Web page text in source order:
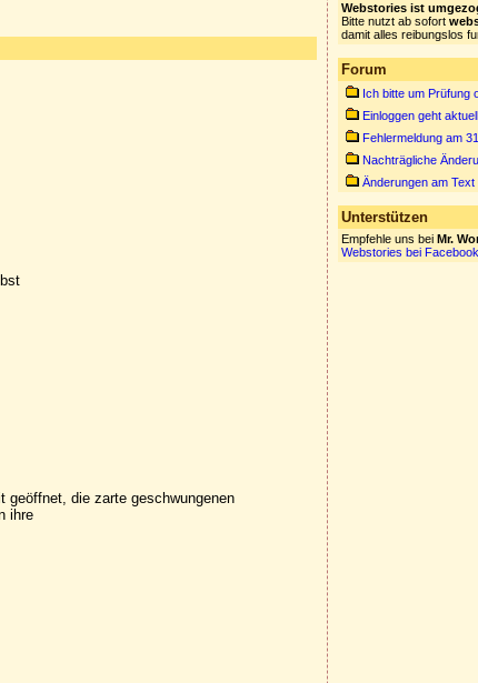
geöffnet, die zarte geschwungenen
ihre
Webstories ist
Bitte nutzt ab sofort
damit alles reibungslos
Forum
Ich bitte um Prüfung
Einloggen geht
Fehlermeldung am
Nachträgliche
Änderungen am Text
Unterstützen
Empfehle uns bei Mr.
Webstories bei Facebook